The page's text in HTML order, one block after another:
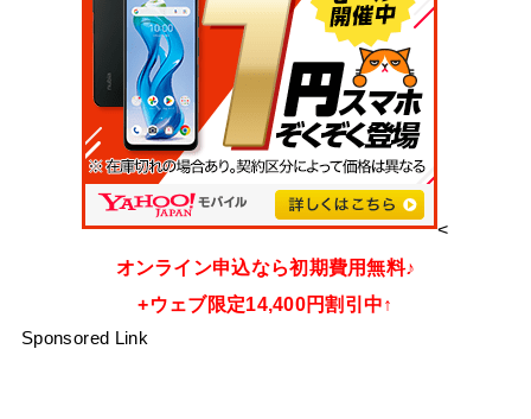
<
オンライン申込なら初期費用無料♪
+ウェブ限定14,400円割引中↑
Sponsored Link